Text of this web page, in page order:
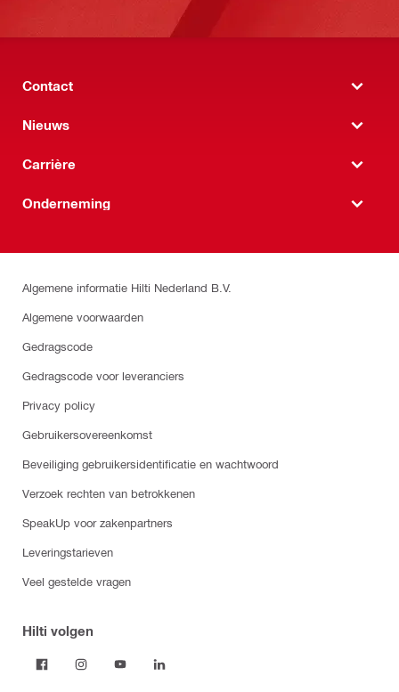
Contact
Nieuws
Carrière
Onderneming
Algemene informatie Hilti Nederland B.V.
Algemene voorwaarden
Gedragscode
Gedragscode voor leveranciers
Privacy policy
Gebruikersovereenkomst
Beveiliging gebruikersidentificatie en wachtwoord
Verzoek rechten van betrokkenen
SpeakUp voor zakenpartners
Leveringstarieven
Veel gestelde vragen
Hilti volgen